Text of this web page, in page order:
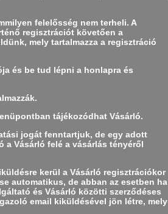
felelősség nem terheli. A
regisztrációt követően a
mely tartalmazza a regisztráció
és be tud lépni a honlapra és
tájékozódhat Vásárló.
jogát fenntartjuk, de egy adott
a Vásárló felé a vásárlás tényéről
kerül a Vásárló regisztrációkor
automatikus, de abban az esetben ha
és Vásárló közötti szerződéses
email kiküldésével jön létre, mely